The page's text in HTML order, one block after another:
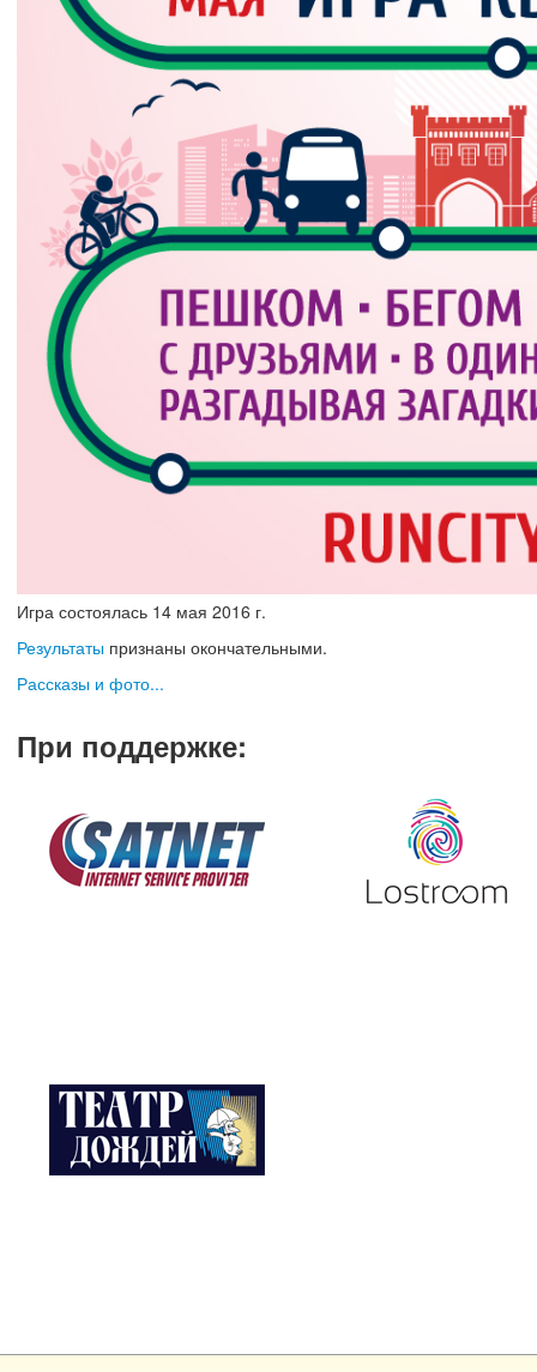
Игра состоялась 14 мая 2016 г.
Результаты признаны окончательными.
Рассказы и фото...
При поддержке: